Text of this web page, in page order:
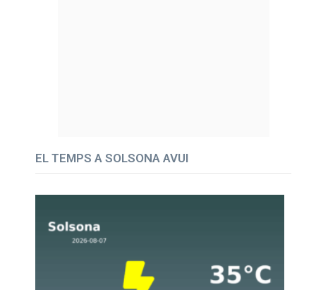
EL TEMPS A SOLSONA AVUI